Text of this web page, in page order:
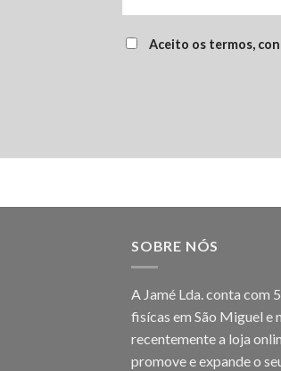
Aceito os termos,
SOBRE NÓS
A Jamé Lda. conta com
fisícas em São Miguel e
recentemente a loja
promove e expande o